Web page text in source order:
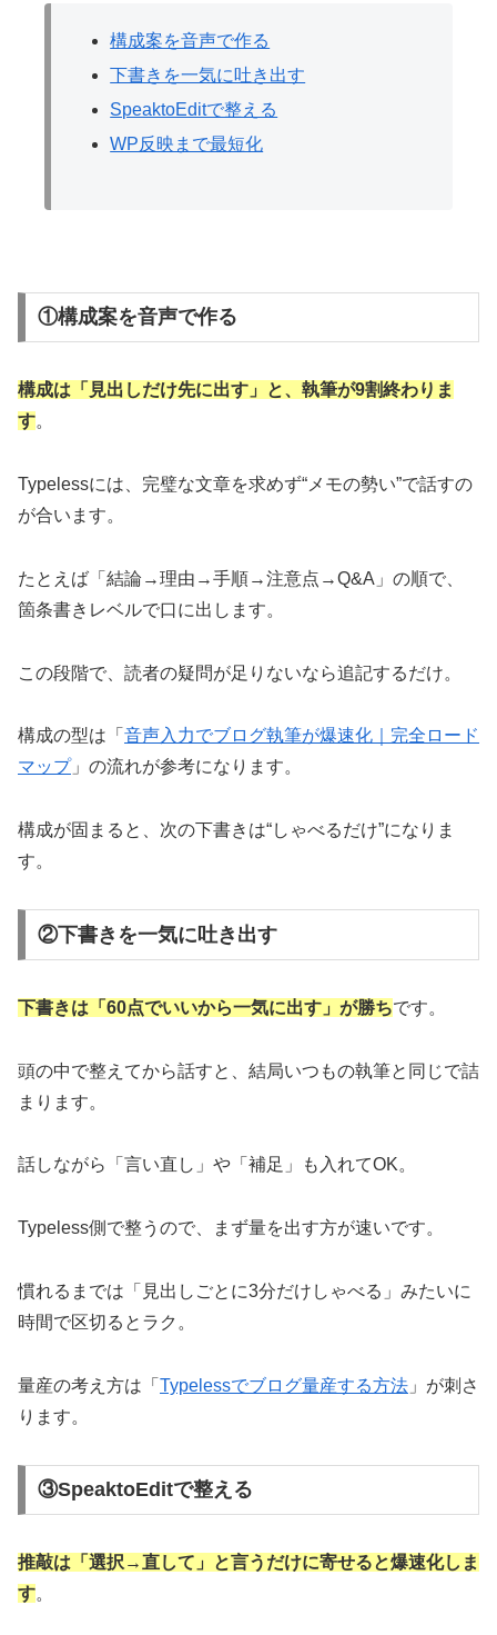
構成案を音声で作る
下書きを一気に吐き出す
SpeaktoEditで整える
WP反映まで最短化
①構成案を音声で作る
構成は「見出しだけ先に出す」と、執筆が9割終わりま
す。
Typelessには、完璧な文章を求めず“メモの勢い”で話すの
が合います。
たとえば「結論→理由→手順→注意点→Q&A」の順で、
箇条書きレベルで口に出します。
この段階で、読者の疑問が足りないなら追記するだけ。
構成の型は「 音声入力でブログ執筆が爆速化｜完全ロード
マップ 」の流れが参考になります。
構成が固まると、次の下書きは“しゃべるだけ”になりま
す。
②下書きを一気に吐き出す
下書きは「60点でいいから一気に出す」が勝ちです。
頭の中で整えてから話すと、結局いつもの執筆と同じで詰
まります。
話しながら「言い直し」や「補足」も入れてOK。
Typeless側で整うので、まず量を出す方が速いです。
慣れるまでは「見出しごとに3分だけしゃべる」みたいに
時間で区切るとラク。
量産の考え方は「 Typelessでブログ量産する方法 」が刺さ
ります。
③SpeaktoEditで整える
推敲は「選択→直して」と言うだけに寄せると爆速化しま
す。